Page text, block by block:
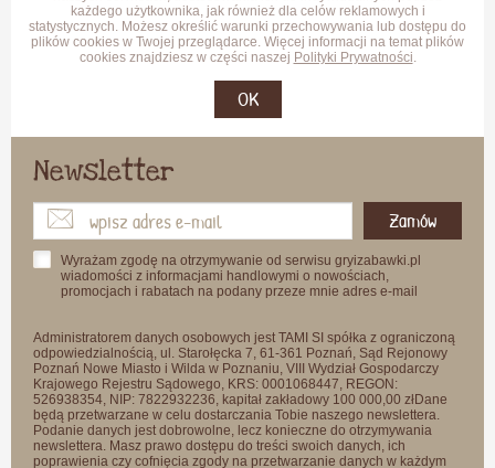
każdego użytkownika, jak również dla celów reklamowych i
statystycznych. Możesz określić warunki przechowywania lub dostępu do
plików cookies w Twojej przeglądarce. Więcej informacji na temat plików
cookies znajdziesz w części naszej Polityki Prywatności.
OK
Newsletter
Zamów
Wyrażam zgodę na otrzymywanie od serwisu gryizabawki.pl
wiadomości z informacjami handlowymi o nowościach,
promocjach i rabatach na podany przeze mnie adres e-mail
Administratorem danych osobowych jest TAMI SI spółka z ograniczoną
odpowiedzialnością, ul. Starołęcka 7, 61-361 Poznań, Sąd Rejonowy
Poznań Nowe Miasto i Wilda w Poznaniu, VIII Wydział Gospodarczy
Krajowego Rejestru Sądowego, KRS: 0001068447, REGON:
526938354, NIP: 7822932236, kapitał zakładowy 100 000,00 złDane
będą przetwarzane w celu dostarczania Tobie naszego newslettera.
Podanie danych jest dobrowolne, lecz konieczne do otrzymywania
newslettera. Masz prawo dostępu do treści swoich danych, ich
poprawienia czy cofnięcia zgody na przetwarzanie danych w każdym